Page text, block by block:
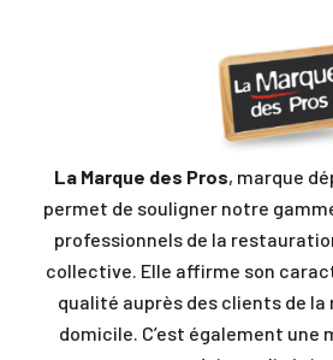
La Marque des Pros, marque
permet de souligner notre
professionnels de la
collective. Elle affirme son
qualité auprès des clients de
domicile. C’est également une